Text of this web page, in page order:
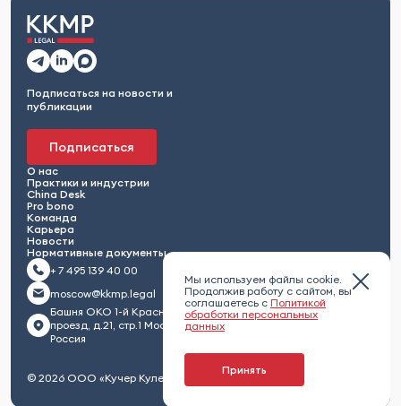
Мы используем файлы cookie.
Продолжив работу с сайтом, вы
соглашаетесь с Политикой
обработки персональных
данных
Принять
Подписаться на новости и
публикации
Подписаться
О нас
Практики и индустрии
China Desk
Pro bono
Команда
Карьера
Новости
Нормативные документы
+ 7 495 139 40 00
moscow@kkmp.legal
Башня ОКО 1-й Красногвардейский
проезд, д.21, стр.1 Москва 123112,
Россия
© 2026 ООО «Кучер Кулешов Максименко и партнеры»